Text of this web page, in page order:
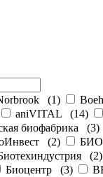
(1)
aniVITAL (14)
биофабрика (3)
(2)
(2)
Биоцентр (3)